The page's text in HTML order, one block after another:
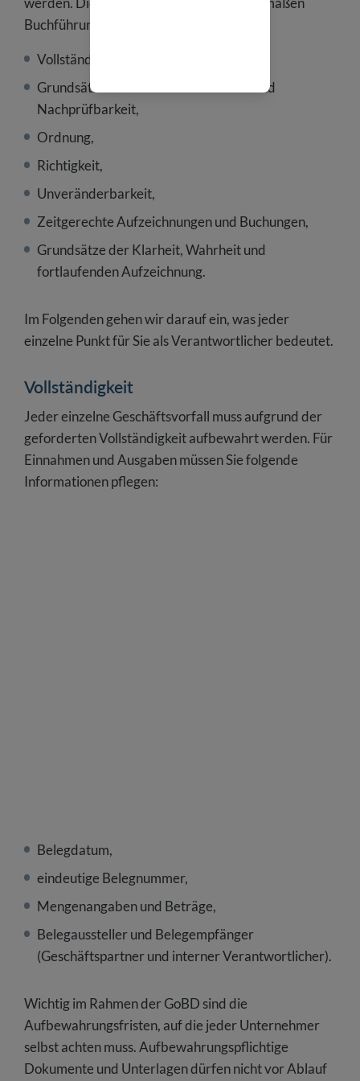
Buchführung im Überblick:
Vollständigkeit,
Grundsätze der Nachvollziehbarkeit und
Nachprüfbarkeit,
Ordnung,
Richtigkeit,
Unveränderbarkeit,
Zeitgerechte Aufzeichnungen und Buchungen,
Grundsätze der Klarheit, Wahrheit und
fortlaufenden Aufzeichnung.
Im Folgenden gehen wir darauf ein, was jeder
einzelne Punkt für Sie als Verantwortlicher bedeutet.
Vollständigkeit
Jeder einzelne Geschäftsvorfall muss aufgrund der
geforderten Vollständigkeit aufbewahrt werden. Für
Einnahmen und Ausgaben müssen Sie folgende
Informationen pflegen:
Belegdatum,
eindeutige Belegnummer,
Mengenangaben und Beträge,
Belegaussteller und Belegempfänger
(Geschäftspartner und interner Verantwortlicher).
Wichtig im Rahmen der GoBD sind die
Aufbewahrungsfristen, auf die jeder Unternehmer
selbst achten muss. Aufbewahrungspflichtige
Dokumente und Unterlagen dürfen nicht vor Ablauf